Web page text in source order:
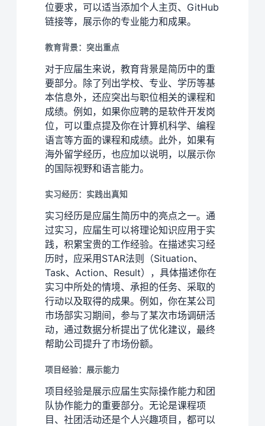
位要求，可以适当添加个人主页、GitHub
链接等，展示你的专业能力和成果。
教育背景：突出重点
对于应届生来说，教育背景是简历中的重
要部分。除了列出学校、专业、学历等基
本信息外，还应突出与职位相关的课程和
成绩。例如，如果你应聘的是软件开发岗
位，可以重点提及你在计算机科学、编程
语言等方面的课程和成绩。此外，如果有
海外留学经历，也应加以说明，以展示你
的国际视野和语言能力。
实习经历：实践出真知
实习经历是应届生简历中的亮点之一。通
过实习，应届生可以将理论知识应用于实
践，积累宝贵的工作经验。在描述实习经
历时，应采用STAR法则（Situation、
Task、Action、Result），具体描述你在
实习中所处的情境、承担的任务、采取的
行动以及取得的成果。例如，你在某公司
市场部实习期间，参与了某次市场调研活
动，通过数据分析提出了优化建议，最终
帮助公司提升了市场份额。
项目经验：展示能力
项目经验是展示应届生实际操作能力和团
队协作能力的重要部分。无论是课程项
目、社团活动还是个人兴趣项目，都可以